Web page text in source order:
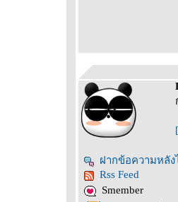
ฝากข้อความหลัง
Rss Feed
Smember